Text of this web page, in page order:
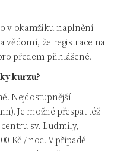
v okamžiku naplnění
vědomí, že registrace na
předem přihlášené.
kurzu?
Nejdostupnější
Je možné přespat též
sv. Ludmily,
Kč / noc. V případě